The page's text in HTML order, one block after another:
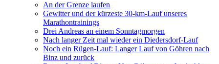
An der Grenze laufen
Gewitter und der kürzeste 30-km-Lauf unseres
Marathontrainings
Drei Andreas an einem Sonntagmorgen
Nach langer Zeit mal wieder ein Diedersdorf-Lauf
Noch ein Rügen-Lauf: Langer Lauf von Göhren nach
Binz und zurück